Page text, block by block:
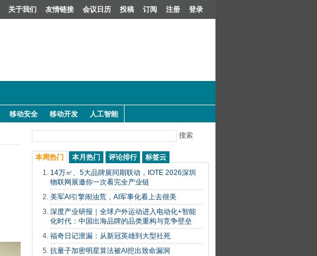
关于我们 友情链接 会议日历 投稿 订阅 注册 登录
移动安全 移动开发 人工智能
搜索
本周热门 本月热门 评论排行
标签云
14万㎡、5大品牌展同期联动，IOTE 2026深圳
物联网展邀你一次看完全产业链
美军AI引擎闹油荒，AI军事化看上去很美
深度产业研报｜全球户外运动进入电动化+智能
化时代：中国出海品牌的品类重构与竞争壁垒
福奇日记泄漏：从新冠英雄到大型社死
抗量子加密明星算法被AI挖出致命漏洞